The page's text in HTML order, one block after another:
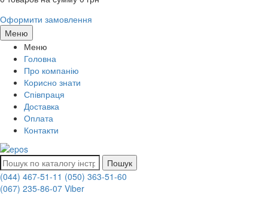
Оформити замовлення
Меню
Меню
Головна
Про компанію
Корисно знати
Співпраця
Доставка
Оплата
Контакти
Пошук
(044) 467-51-11 (050) 363-51-60
(067) 235-86-07 Viber